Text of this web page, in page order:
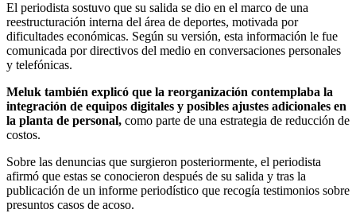
El periodista sostuvo que su salida se dio en el marco de una
reestructuración interna del área de deportes, motivada por
dificultades económicas. Según su versión, esta información le fue
comunicada por directivos del medio en conversaciones personales
y telefónicas.
Meluk también explicó que la reorganización contemplaba la
integración de equipos digitales y posibles ajustes adicionales en
la planta de personal, como parte de una estrategia de reducción de
costos.
Sobre las denuncias que surgieron posteriormente, el periodista
afirmó que estas se conocieron después de su salida y tras la
publicación de un informe periodístico que recogía testimonios sobre
presuntos casos de acoso.